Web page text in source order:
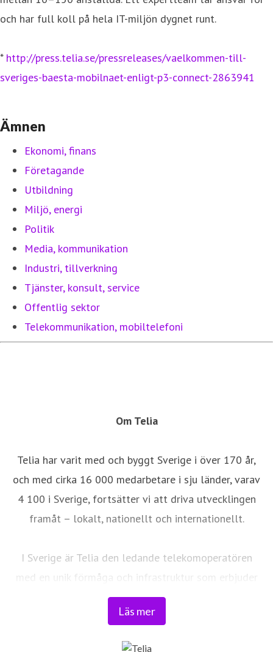
och har full koll på hela IT-miljön dygnet runt.
* http://press.telia.se/pressreleases/vaelkommen-till-
sveriges-baesta-mobilnaet-enligt-p3-connect-2863941
Ämnen
Ekonomi, finans
Företagande
Utbildning
Miljö, energi
Politik
Media, kommunikation
Industri, tillverkning
Tjänster, konsult, service
Offentlig sektor
Telekommunikation, mobiltelefoni
Om Telia
Telia har varit med och byggt Sverige i över 170 år,
och med cirka 16 000 medarbetare i sju länder, varav
4 100 i Sverige, fortsätter vi att driva utvecklingen
framåt – lokalt, nationellt och internationellt.
I Sverige är Telia den ledande telekomoperatören
med en unik förmåga och infrastruktur som erbjuder
robust, säker och pålitlig uppkoppling – för hela
landet. Från seniorer och familjer till småföretag och
Läs mer